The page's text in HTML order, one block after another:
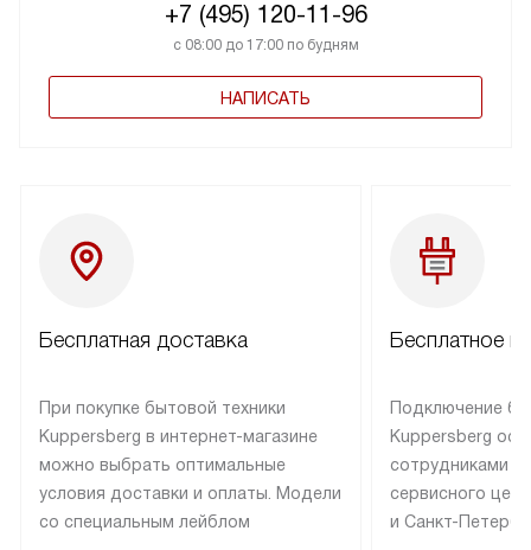
+7 (495) 120-11-96
с 08:00 до 17:00 по будням
НАПИСАТЬ
Бесплатная доставка
При покупке бытовой техники
Kuppersberg в интернет-магазине
можно выбрать оптимальные
условия доставки и оплаты. Модели
со специальным лейблом
Бесплатное
Подключение
Kuppersberg
сотрудниками
сервисного
и Санкт-